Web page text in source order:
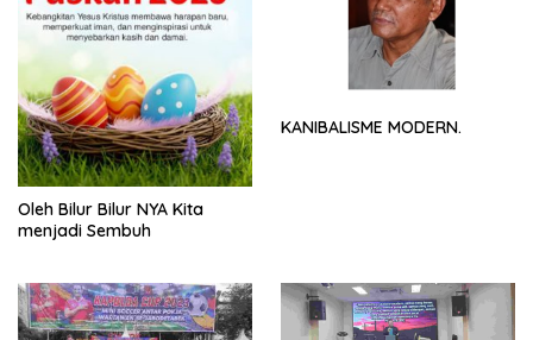
Oleh Bilur Bilur NYA Kita
menjadi Sembuh
KANIBALISME MODERN.